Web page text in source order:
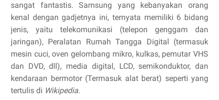
sangat fantastis. Samsung yang kebanyakan orang
kenal dengan gadjetnya ini, ternyata memiliki 6 bidang
jenis, yaitu telekomunikasi (telepon genggam dan
jaringan), Peralatan Rumah Tangga Digital (termasuk
mesin cuci, oven gelombang mikro, kulkas, pemutar VHS
dan DVD, dll), media digital, LCD, semikonduktor, dan
kendaraan bermotor (Termasuk alat berat) seperti yang
tertulis di Wikipedia.